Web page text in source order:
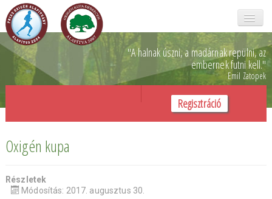
"A halnak úszni, a madárnak repülni,az
embernek futni kell."
Emil Zatopek
Főoldal
Oxigén kupa
SZJA 1%
Regisztráció
Oxigén kupa
Részletek
Módosítás: 2017. augusztus 30.